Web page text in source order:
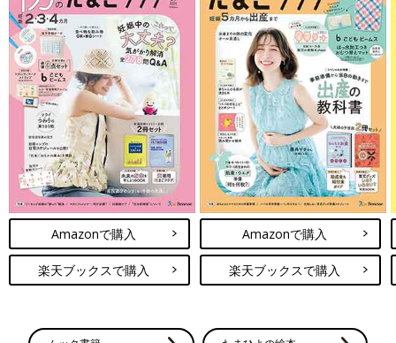
Amazonで購入
楽天ブックスで購入
Amazonで購入
楽天ブックスで購入